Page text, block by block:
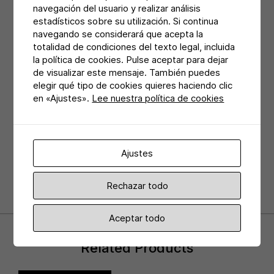
Share:
Related Products
navegación del usuario y realizar análisis
estadísticos sobre su utilización. Si continua
navegando se considerará que acepta la
totalidad de condiciones del texto legal, incluida
la política de cookies. Pulse aceptar para dejar
de visualizar este mensaje. También puedes
elegir qué tipo de cookies quieres haciendo clic
en «Ajustes». Lee nuestra política de cookies
Ajustes
Rechazar todo
Aceptar todo